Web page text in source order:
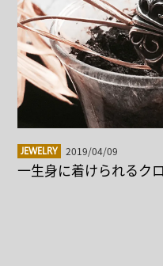
JEWELRY 2019/04/09
一生身に着けられるク